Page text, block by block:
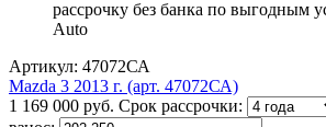
Артикул: 47072СА
Mazda 3 2013 г. (арт. 47072СА)
1 169 000 руб. Срок рассрочки: